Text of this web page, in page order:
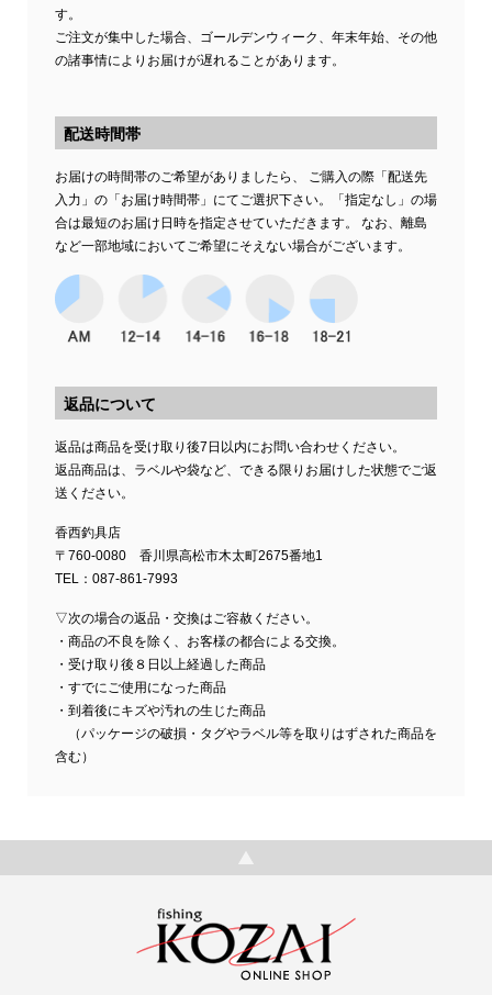
す。
ご注文が集中した場合、ゴールデンウィーク、年末年始、その他
の諸事情によりお届けが遅れることがあります。
配送時間帯
お届けの時間帯のご希望がありましたら、 ご購入の際「配送先
入力」の「お届け時間帯」にてご選択下さい。「指定なし」の場
合は最短のお届け日時を指定させていただきます。 なお、離島
など一部地域においてご希望にそえない場合がございます。
返品について
返品は商品を受け取り後7日以内にお問い合わせください。
返品商品は、ラベルや袋など、できる限りお届けした状態でご返
送ください。
香西釣具店
〒760-0080 香川県高松市木太町2675番地1
TEL：087-861-7993
▽次の場合の返品・交換はご容赦ください。
・商品の不良を除く、お客様の都合による交換。
・受け取り後８日以上経過した商品
・すでにご使用になった商品
・到着後にキズや汚れの生じた商品
（パッケージの破損・タグやラベル等を取りはずされた商品を
含む）